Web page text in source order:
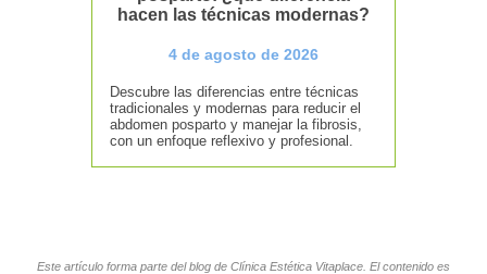
hacen las técnicas modernas?
4 de agosto de 2026
Descubre las diferencias entre técnicas
tradicionales y modernas para reducir el
abdomen posparto y manejar la fibrosis,
con un enfoque reflexivo y profesional.
Este artículo forma parte del blog de Clínica Estética Vitaplace. El contenido es